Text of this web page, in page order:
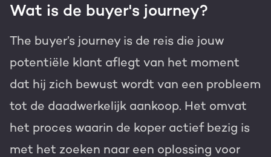
Wat is de buyer's journey?
The buyer’s journey is de reis die jouw
potentiële klant aflegt van het moment
dat hij zich bewust wordt van een probleem
tot de daadwerkelijk aankoop. Het omvat
het proces waarin de koper actief bezig is
met het zoeken naar een oplossing voor